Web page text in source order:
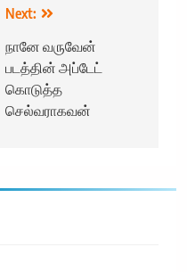
Next:
நானே வருவேன்
படத்தின் அப்டேட்
கொடுத்த
செல்வராகவன்